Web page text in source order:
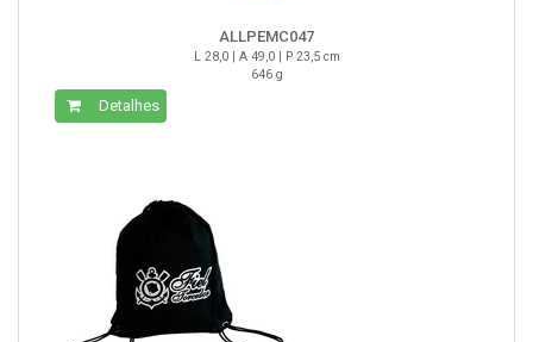
ALLPEMC047
L 28,0 | A 49,0 | P 23,5 cm
646 g
Detalhes